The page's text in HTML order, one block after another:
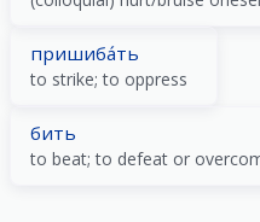
пришиба́ть
to strike; to oppress
бить